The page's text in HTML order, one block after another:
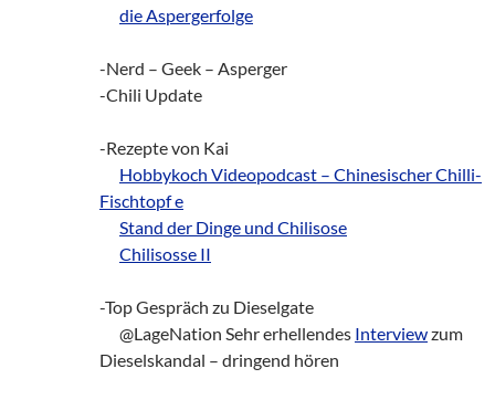
die Aspergerfolge
-Nerd – Geek – Asperger
-Chili Update
-Rezepte von Kai
Hobbykoch Videopodcast – Chinesischer Chilli-
Fischtopf e
Stand der Dinge und Chilisose
Chilisosse II
-Top Gespräch zu Dieselgate
@LageNation Sehr erhellendes Interviewzum
Dieselskandal – dringend hören